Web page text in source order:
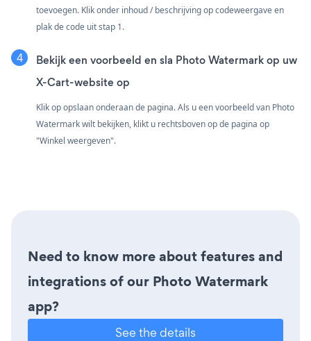
toevoegen. Klik onder inhoud / beschrijving op codeweergave en
plak de code uit stap 1.
Bekijk een voorbeeld en sla Photo Watermark op uw
X-Cart-website op
Klik op opslaan onderaan de pagina. Als u een voorbeeld van Photo
Watermark wilt bekijken, klikt u rechtsboven op de pagina op
"Winkel weergeven".
Need to know more about features and
integrations of our Photo Watermark
app?
See the details